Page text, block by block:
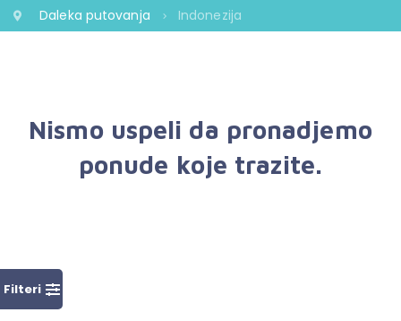
Daleka putovanja Indonezija
Filteri
Nismo uspeli da pronadjemo
ponude koje trazite.